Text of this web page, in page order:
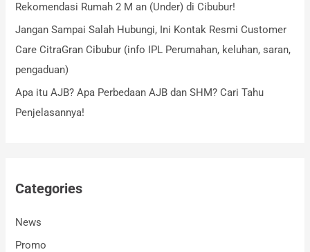
f
o
r
:
Rekomendasi Rumah 2 M an (Under) di Cibubur!
Jangan Sampai Salah Hubungi, Ini Kontak Resmi Customer
Care CitraGran Cibubur (info IPL Perumahan, keluhan, saran,
pengaduan)
Apa itu AJB? Apa Perbedaan AJB dan SHM? Cari Tahu
Penjelasannya!
Categories
News
Promo